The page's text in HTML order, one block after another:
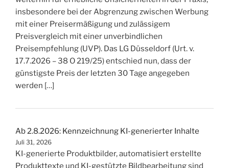
insbesondere bei der Abgrenzung zwischen Werbung
mit einer Preisermäßigung und zulässigem
Preisvergleich mit einer unverbindlichen
Preisempfehlung (UVP). Das LG Düsseldorf (Urt. v.
17.7.2026 – 38 O 219/25) entschied nun, dass der
günstigste Preis der letzten 30 Tage angegeben
werden […]
Ab 2.8.2026: Kennzeichnung KI-generierter Inhalte
Juli 31, 2026
KI-generierte Produktbilder, automatisiert erstellte
Produkttexte und KI-gestützte Bildbearbeitung sind